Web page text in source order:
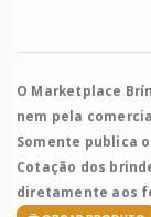
O Marketplace
nem pela
Somente publica
Cotação dos
diretamente aos